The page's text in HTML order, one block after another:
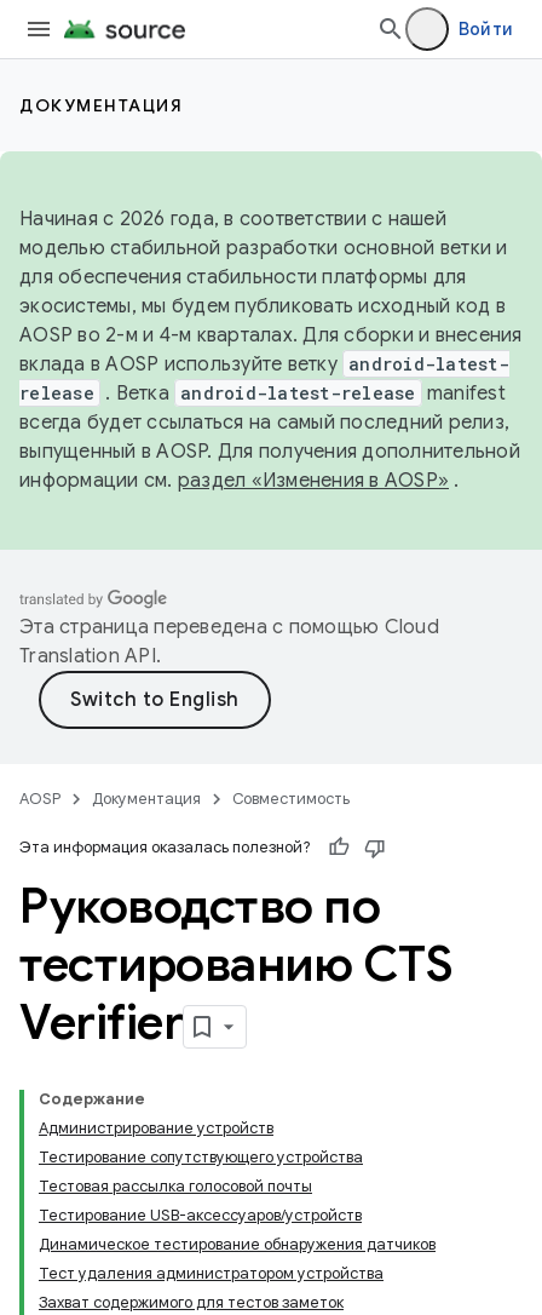
Войти
ДОКУМЕНТАЦИЯ
Начиная с 2026 года, в соответствии с нашей
моделью стабильной разработки основной ветки и
для обеспечения стабильности платформы для
экосистемы, мы будем публиковать исходный код в
AOSP во 2-м и 4-м кварталах. Для сборки и внесения
вклада в AOSP используйте ветку android-latest-
release . Ветка android-latest-release manifest
всегда будет ссылаться на самый последний релиз,
выпущенный в AOSP. Для получения дополнительной
информации см. раздел «Изменения в AOSP» .
Эта страница переведена с помощью Cloud
Translation API.
AOSP Документация Совместимость
Эта информация оказалась полезной?
Руководство по
тестированию CTS
Verifier
Содержание
Администрирование устройств
Тестирование сопутствующего устройства
Тестовая рассылка голосовой почты
Тестирование USB-аксессуаров/устройств
Динамическое тестирование обнаружения датчиков
Тест удаления администратором устройства
Захват содержимого для тестов заметок